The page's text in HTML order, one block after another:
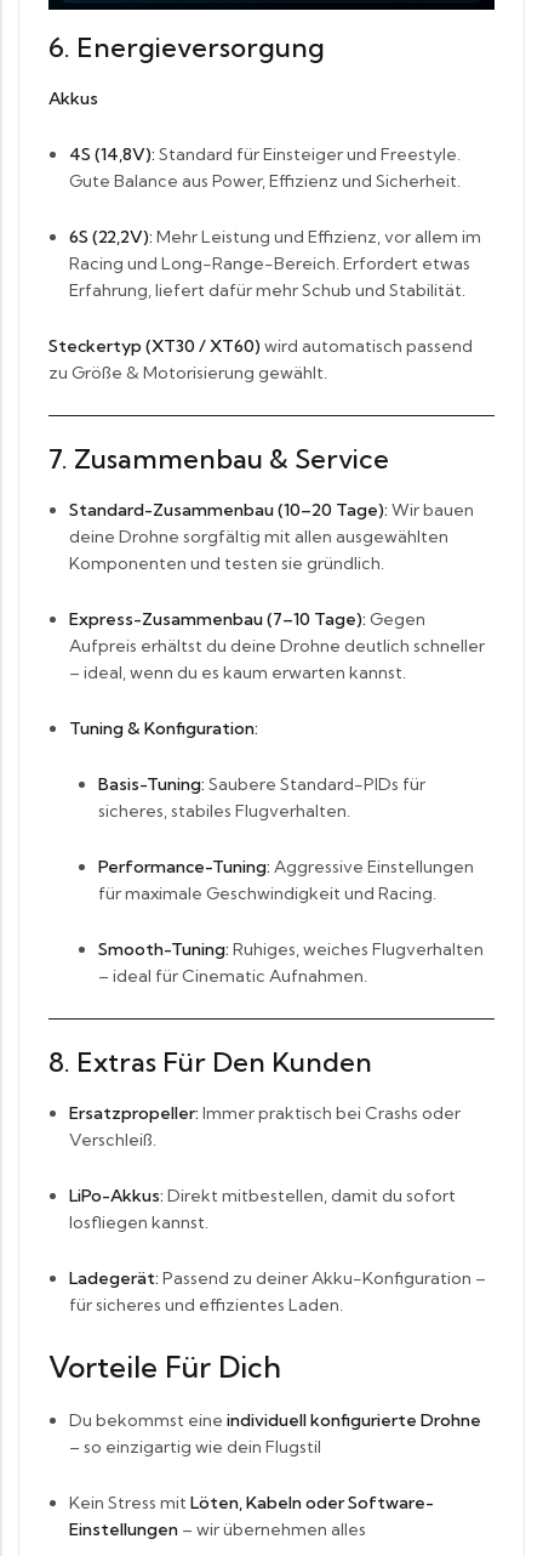
6. Energieversorgung
Akkus
4S (14,8V): Standard für Einsteiger und Freestyle.
Gute Balance aus Power, Effizienz und Sicherheit.
6S (22,2V): Mehr Leistung und Effizienz, vor allem im
Racing und Long-Range-Bereich. Erfordert etwas
Erfahrung, liefert dafür mehr Schub und Stabilität.
Steckertyp (XT30 / XT60) wird automatisch passend
zu Größe & Motorisierung gewählt.
7. Zusammenbau & Service
Standard-Zusammenbau (10–20 Tage): Wir bauen
deine Drohne sorgfältig mit allen ausgewählten
Komponenten und testen sie gründlich.
Express-Zusammenbau (7–10 Tage): Gegen
Aufpreis erhältst du deine Drohne deutlich schneller
– ideal, wenn du es kaum erwarten kannst.
Tuning & Konfiguration:
Basis-Tuning: Saubere Standard-PIDs für
sicheres, stabiles Flugverhalten.
Performance-Tuning: Aggressive Einstellungen
für maximale Geschwindigkeit und Racing.
Smooth-Tuning: Ruhiges, weiches Flugverhalten
– ideal für Cinematic Aufnahmen.
8. Extras Für Den Kunden
Ersatzpropeller: Immer praktisch bei Crashs oder
Verschleiß.
LiPo-Akkus: Direkt mitbestellen, damit du sofort
losfliegen kannst.
Ladegerät: Passend zu deiner Akku-Konfiguration –
für sicheres und effizientes Laden.
Vorteile Für Dich
Du bekommst eine individuell konfigurierte Drohne
– so einzigartig wie dein Flugstil
Kein Stress mit Löten, Kabeln oder Software-
Einstellungen– wir übernehmen alles